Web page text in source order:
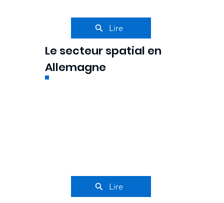
Lire
Le secteur spatial en
Allemagne
Lire